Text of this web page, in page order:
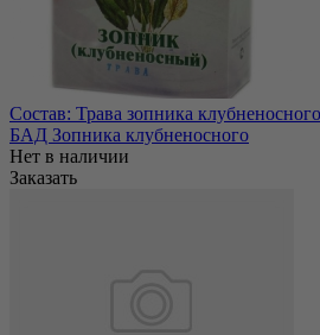
Состав: Трава зопника
БАД Зопника клубненосного
Нет в наличии
Заказать